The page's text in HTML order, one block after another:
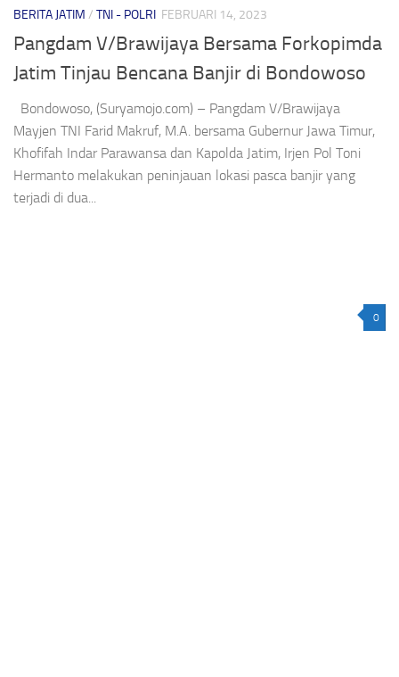
BERITA JATIM / TNI - POLRI FEBRUARI 14, 2023
Pangdam V/Brawijaya Bersama Forkopimda
Jatim Tinjau Bencana Banjir di Bondowoso
Bondowoso, (Suryamojo.com) – Pangdam V/Brawijaya
Mayjen TNI Farid Makruf, M.A. bersama Gubernur Jawa Timur,
Khofifah Indar Parawansa dan Kapolda Jatim, Irjen Pol Toni
Hermanto melakukan peninjauan lokasi pasca banjir yang
terjadi di dua...
0